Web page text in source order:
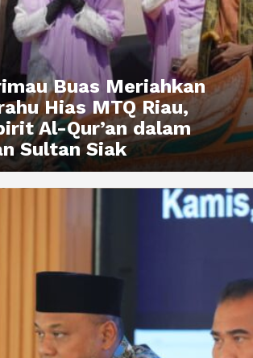
Buas Meriahkan
Hias MTQ Riau,
Al-Qur’an dalam
Sultan Siak